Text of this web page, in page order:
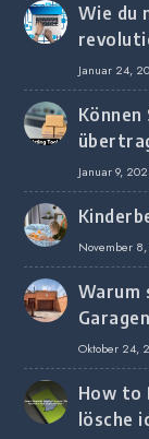
Wie du
Januar 24,
Können
Januar 9,
November
Warum
Oktober 24,
How to
lösche